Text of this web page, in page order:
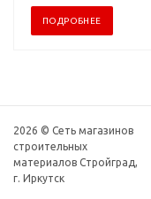
ПОДРОБНЕЕ
2026 © Сеть магазинов
строительных
материалов Стройград,
г. Иркутск